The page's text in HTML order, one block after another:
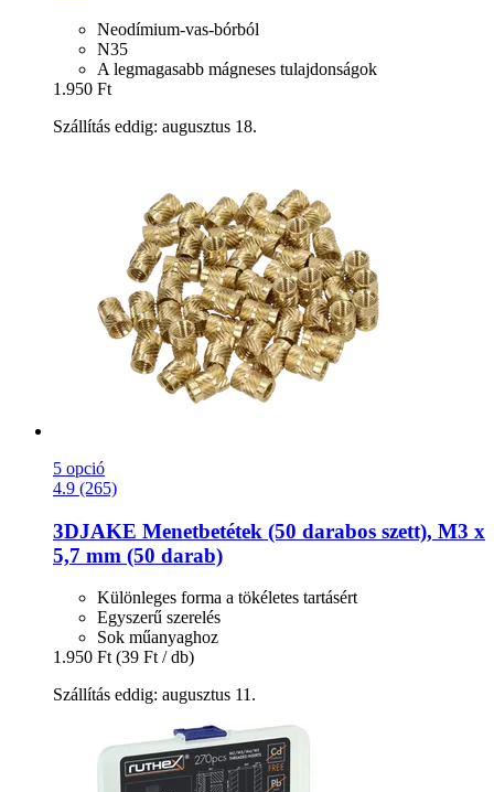
Neodímium-vas-bórból
N35
A legmagasabb mágneses tulajdonságok
1.950 Ft
Szállítás eddig: augusztus 18.
5 opció
4.9 (265)
3DJAKE Menetbetétek (50 darabos szett), M3 x
5,7 mm (50 darab)
Különleges forma a tökéletes tartásért
Egyszerű szerelés
Sok műanyaghoz
1.950 Ft (39 Ft / db)
Szállítás eddig: augusztus 11.